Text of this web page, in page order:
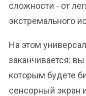
сложности - от
экстремального
На этом
заканчивается:
которым будете
сенсорный экран